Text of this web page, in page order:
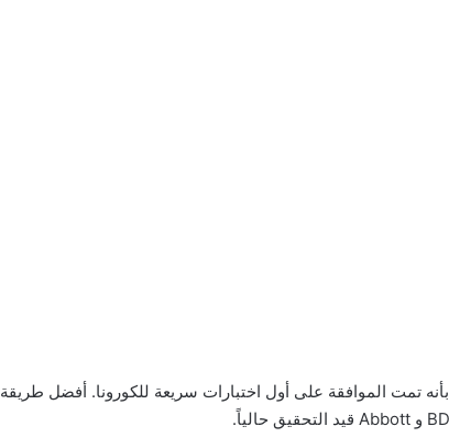
صرح الوزير هوغو دي جونج (الصحة العامة) لـ NOS بأنه تمت الموافقة على أول اختبارات سريعة للكورونا. أفضل طريقة